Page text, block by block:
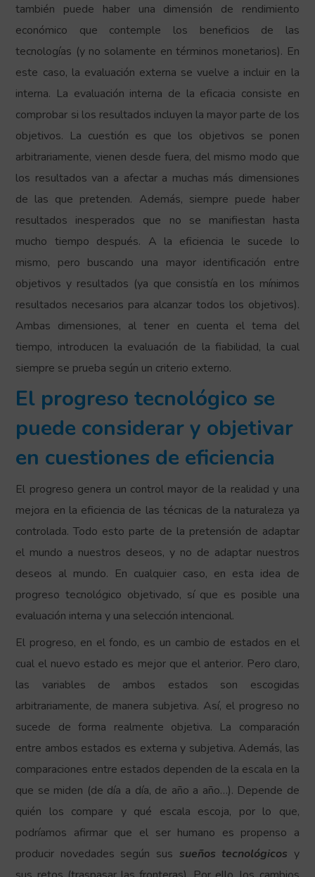
también puede haber una dimensión de rendimiento
económico que contemple los beneficios de las
tecnologías (y no solamente en términos monetarios). En
este caso, la evaluación externa se vuelve a incluir en la
interna. La evaluación interna de la eficacia consiste en
comprobar si los resultados incluyen la mayor parte de los
objetivos. La cuestión es que los objetivos se ponen
arbitrariamente, vienen desde fuera, del mismo modo que
los resultados van a afectar a muchas más dimensiones
de las que pretenden. Además, siempre puede haber
resultados inesperados que no se manifiestan hasta
mucho tiempo después. A la eficiencia le sucede lo
mismo, pero buscando una mayor identificación entre
objetivos y resultados (ya que consistía en los mínimos
resultados necesarios para alcanzar todos los objetivos).
Ambas dimensiones, al tener en cuenta el tema del
tiempo, introducen la evaluación de la fiabilidad, la cual
siempre se prueba según un criterio externo.
El progreso tecnológico se
puede considerar y objetivar
en cuestiones de eficiencia
El progreso genera un control mayor de la realidad y una
mejora en la eficiencia de las técnicas de la naturaleza ya
controlada. Todo esto parte de la pretensión de adaptar
el mundo a nuestros deseos, y no de adaptar nuestros
deseos al mundo. En cualquier caso, en esta idea de
progreso tecnológico objetivado, sí que es posible una
evaluación interna y una selección intencional.
El progreso, en el fondo, es un cambio de estados en el
cual el nuevo estado es mejor que el anterior. Pero claro,
las variables de ambos estados son escogidas
arbitrariamente, de manera subjetiva. Así, el progreso no
sucede de forma realmente objetiva. La comparación
entre ambos estados es externa y subjetiva. Además, las
comparaciones entre estados dependen de la escala en la
que se miden (de día a día, de año a año…). Depende de
quién los compare y qué escala escoja, por lo que,
podríamos afirmar que el ser humano es propenso a
producir novedades según sus sueños tecnológicos y